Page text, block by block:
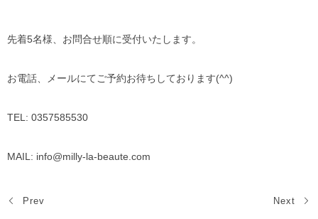
先着5名様、お問合せ順に受付いたします。
お電話、メールにてご予約お待ちしております(^^)
TEL: 0357585530
MAIL: info@milly-la-beaute.com
Prev Next